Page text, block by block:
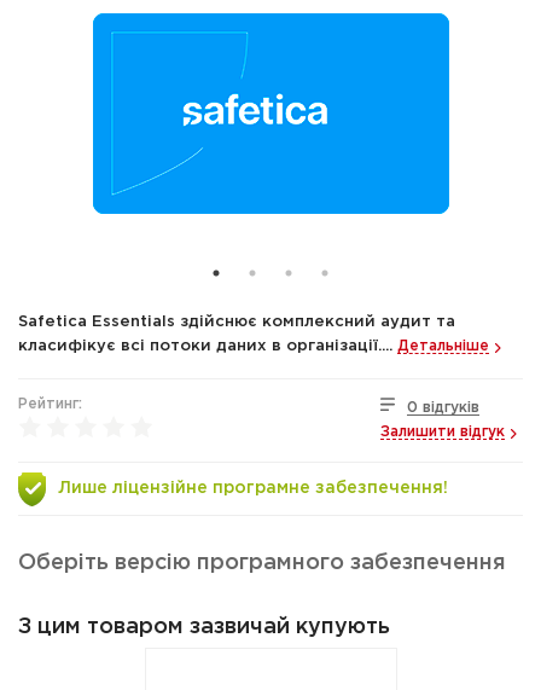
Safetica Essentials здійснює комплексний аудит та
класифікує всі потоки даних в організації.... Детальніше
Рейтинг:
0 відгуків
Залишити відгук
Лише ліцензійне програмне забезпечення!
Оберіть версію програмного забезпечення
З цим товаром зазвичай купують